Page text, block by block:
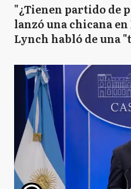
"¿Tienen partido de
lanzó una chicana
Lynch habló de una